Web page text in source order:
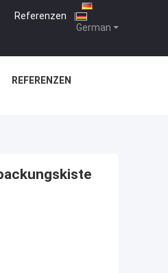
German
Referenzen |
REFERENZEN